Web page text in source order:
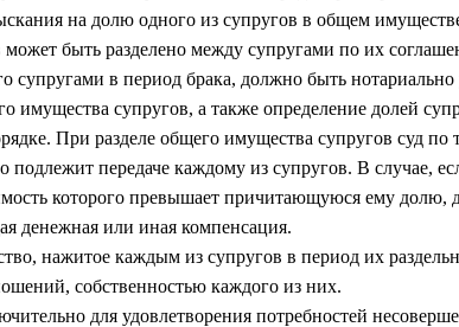
на долю одного из супругов в общем
быть разделено между супругами по их
супругами в период брака, должно быть нотариально
имущества супругов, а также определение долей
При разделе общего имущества супругов суд по
подлежит передаче каждому из супругов. В случае,
которого превышает причитающуюся ему долю,
денежная или иная компенсация.
нажитое каждым из супругов в период их
собственностью каждого из них.
для удовлетворения потребностей